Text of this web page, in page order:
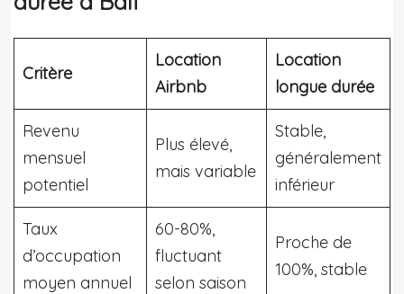
Critère
Location
Airbnb
Location
longue durée
Revenu
mensuel
potentiel
Plus élevé,
mais variable
Stable,
généralement
inférieur
Taux
d’occupation
moyen annuel
60-80%,
fluctuant
selon saison
Proche de
100%, stable